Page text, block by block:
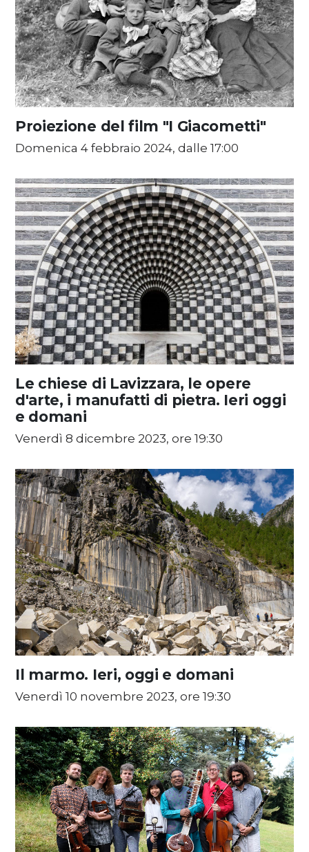
Proiezione del film "I Giacometti"
Domenica 4 febbraio 2024, dalle 17:00
Le chiese di Lavizzara, le opere
d'arte, i manufatti di pietra. Ieri oggi
e domani
Venerdì 8 dicembre 2023, ore 19:30
Il marmo. Ieri, oggi e domani
Venerdì 10 novembre 2023, ore 19:30